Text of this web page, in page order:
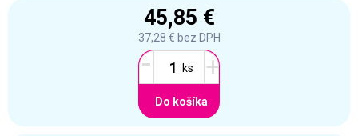
45,85 €
37,28 € bez DPH
- +
Do košíka